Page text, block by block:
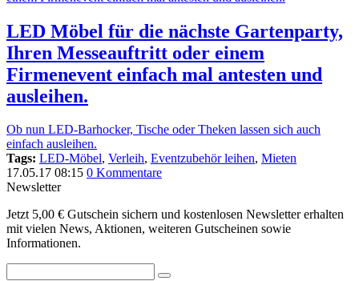
LED Möbel für die nächste Gartenparty,
Ihren Messeauftritt oder einem
Firmenevent einfach mal antesten und
ausleihen.
Ob nun LED-Barhocker, Tische oder Theken lassen sich auch
einfach ausleihen.
Tags: LED-Möbel, Verleih, Eventzubehör leihen, Mieten
17.05.17 08:15 0 Kommentare
Newsletter
Jetzt 5,00 € Gutschein sichern und kostenlosen Newsletter erhalten
mit vielen News, Aktionen, weiteren Gutscheinen sowie
Informationen.